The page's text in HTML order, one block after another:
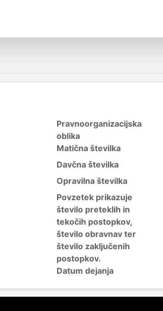
Pravnoorganizacijska
oblika
Matična številka
Davčna številka
Opravilna številka
Povzetek prikazuje
število preteklih in
tekočih postopkov,
število obravnav ter
število zaključenih
postopkov.
Datum dejanja